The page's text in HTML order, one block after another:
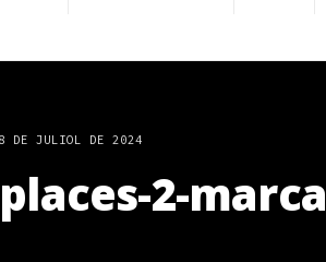
DE JULIOL DE 2024
2-marca